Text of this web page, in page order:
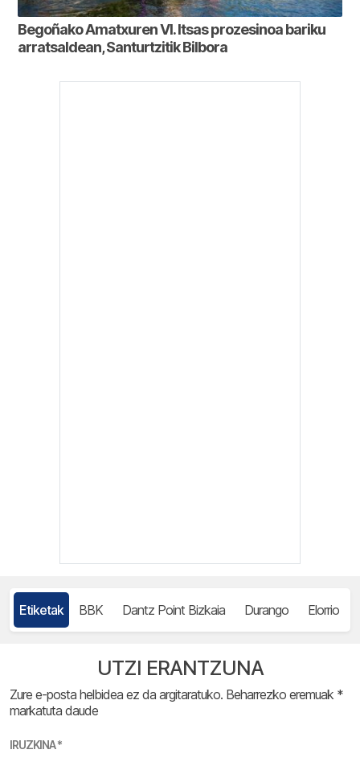
Begoñako Amatxuren VI. Itsas prozesinoa bariku
arratsaldean, Santurtzitik Bilbora
Etiketak BBK Dantz Point Bizkaia Durango Elorrio
UTZI ERANTZUNA
Zure e-posta helbidea ez da argitaratuko. Beharrezko eremuak *
markatuta daude
IRUZKINA*